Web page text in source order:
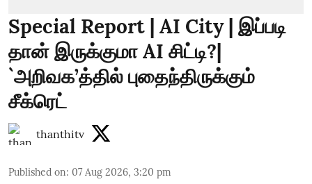
Special Report | AI City | இப்படி
தான் இருக்குமா AI சிட்டி?|
`அறிவக’த்தில் புதைந்திருக்கும்
சீக்ரெட்
thanthitv
Published on: 07 Aug 2026, 3:20 pm